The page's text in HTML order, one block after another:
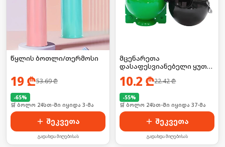
წყლის ბოთლი/თერმოსი
19 ₾53.69₾
-65%
🛒 ბოლო 24სთ-ში იყიდა 3-მა
შეკვეთა
გადახდა მიღებისას
მცენარეთა
დასაფესვიანებელი ყუთი
10.2 ₾22.42₾
-55%
🛒 ბოლო 24სთ-ში იყიდა 37-მა
შეკვეთა
გადახდა მიღებისას